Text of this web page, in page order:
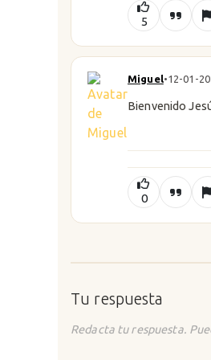
5
Miguel•12-01-
Bienvenido
0
Tu respuesta
Redacta tu respuesta.